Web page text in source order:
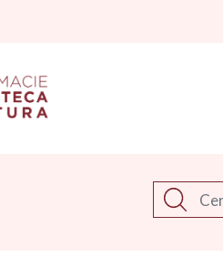
Cerca